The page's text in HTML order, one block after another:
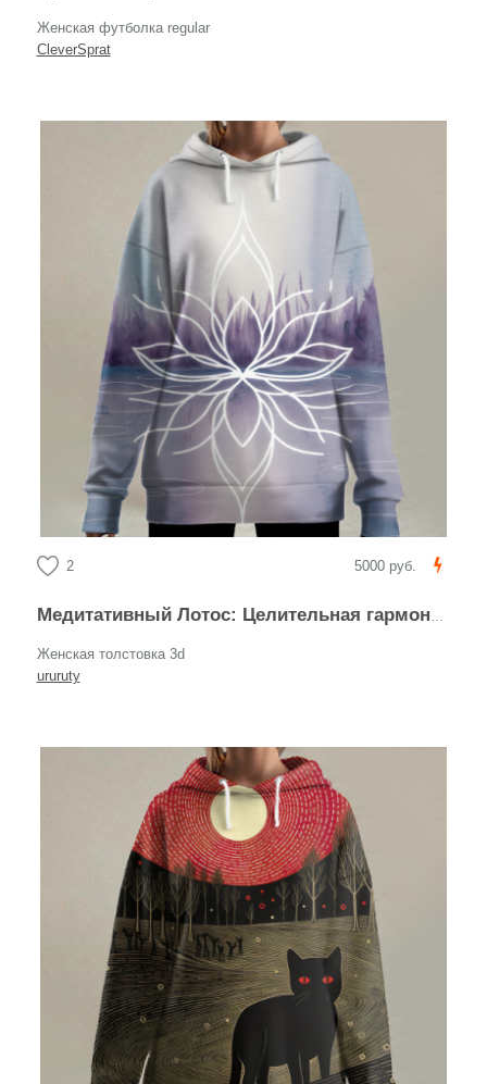
Женская футболка regular
CleverSprat
2 5000 руб.
Медитативный Лотос: Целительная гармония и свет
Женская толстовка 3d
ururuty